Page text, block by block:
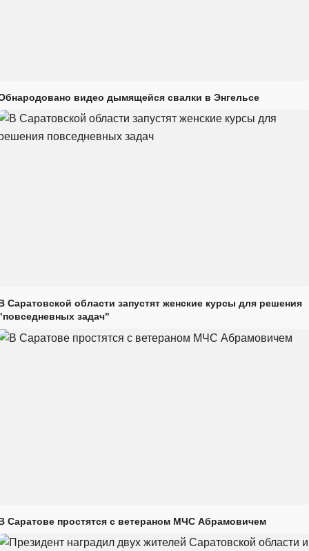
видео дымящейся свалки в Энгельсе
Саратовской области запустят женские курсы для решения
задач"
Саратове простятся с ветераном МЧС Абрамовичем